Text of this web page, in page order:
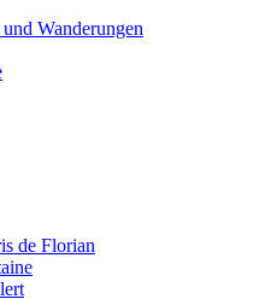
Wanderungen
de Florian